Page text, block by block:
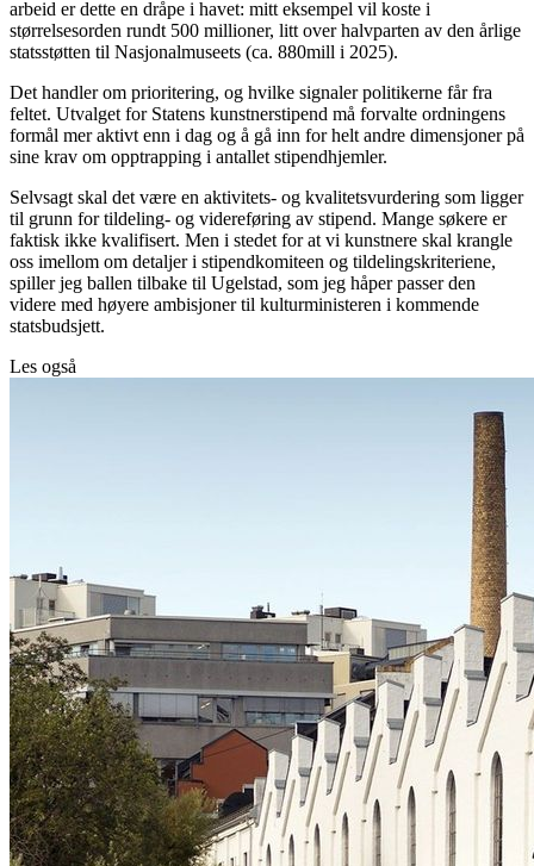
arbeid er dette en dråpe i havet: mitt eksempel vil koste i
størrelsesorden rundt 500 millioner, litt over halvparten av den årlige
statsstøtten til Nasjonalmuseets (ca. 880mill i 2025).
Det handler om prioritering, og hvilke signaler politikerne får fra
feltet. Utvalget for Statens kunstnerstipend må forvalte ordningens
formål mer aktivt enn i dag og å gå inn for helt andre dimensjoner på
sine krav om opptrapping i antallet stipendhjemler.
Selvsagt skal det være en aktivitets- og kvalitetsvurdering som ligger
til grunn for tildeling- og videreføring av stipend. Mange søkere er
faktisk ikke kvalifisert. Men i stedet for at vi kunstnere skal krangle
oss imellom om detaljer i stipendkomiteen og tildelingskriteriene,
spiller jeg ballen tilbake til Ugelstad, som jeg håper passer den
videre med høyere ambisjoner til kulturministeren i kommende
statsbudsjett.
Les også